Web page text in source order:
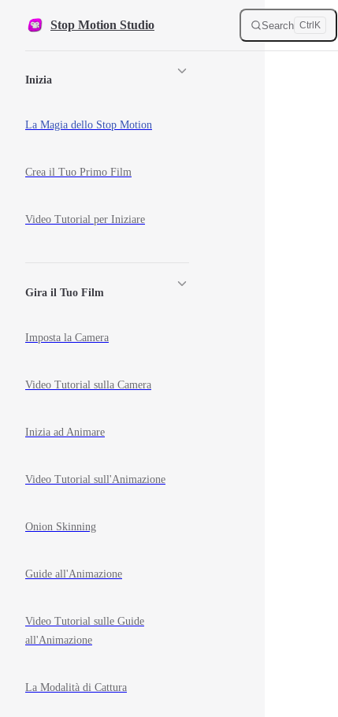
Skip to content
Stop Motion Studio Search Ctrl K
Inizia
La Magia dello Stop Motion
Crea il Tuo Primo Film
Video Tutorial per Iniziare
Gira il Tuo Film
Imposta la Camera
Video Tutorial sulla Camera
Inizia ad Animare
Video Tutorial sull'Animazione
Onion Skinning
Guide all'Animazione
Video Tutorial sulle Guide
all'Animazione
La Modalità di Cattura